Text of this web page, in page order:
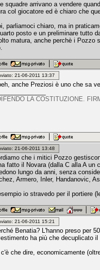
squadre arrivano a vendere
col giocatore ed è chiaro che
parliamoci chiaro, ma in
posto e un preliminare tutto
matura, anche perchè i Pozzo
21-06-2011 13:37
anche Preziosi è uno che sa
LA COSTITUZIONE.
21-06-2011 13:48
che i mitici Pozzo
fatto il Novara (dalla C alla A un
lungo da anni, senza
Armero, Inler, Handanovic,
io stravedo per il portiere
21-06-2011 15:21
Benatia? L'hanno preso per
ha più che decuplicato
c'è che dire, economicamente